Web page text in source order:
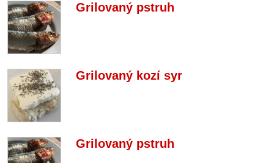
Grilovaný pstruh
Grilovaný kozí syr
Grilovaný pstruh